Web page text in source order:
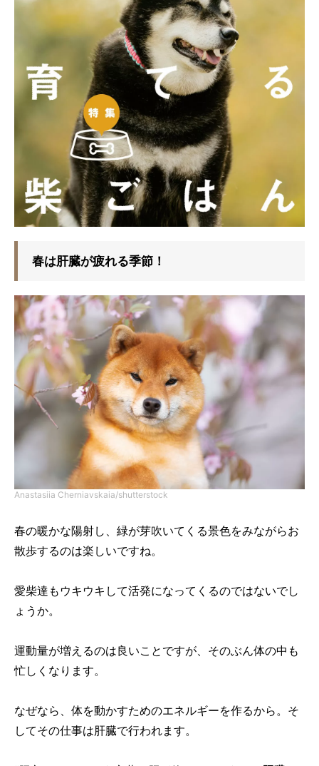
春は肝臓が疲れる季節！
Anastasiia Cherniavskaia/shutterstock
春の暖かな陽射し、緑が芽吹いてくる景色をみながらお
散歩するのは楽しいですね。
愛柴達もウキウキして活発になってくるのではないでし
ょうか。
運動量が増えるのは良いことですが、そのぶん体の中も
忙しくなります。
なぜなら、体を動かすためのエネルギーを作るから。そ
してその仕事は肝臓で行われます。